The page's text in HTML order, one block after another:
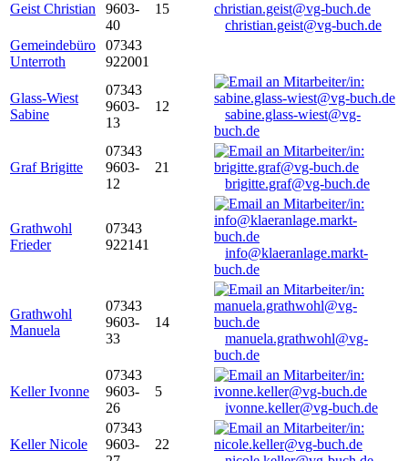
Geist Christian
9603-
40
15
christian.geist@vg-buch.de
Gemeindebüro
Unterroth
07343
922001
Glass-Wiest
Sabine
07343
9603-
13
12
sabine.glass-wiest@vg-
buch.de
Graf Brigitte
07343
9603-
12
21
brigitte.graf@vg-buch.de
Grathwohl
Frieder
07343
922141
info@klaeranlage.markt-
buch.de
Grathwohl
Manuela
07343
9603-
33
14
manuela.grathwohl@vg-
buch.de
Keller Ivonne
07343
9603-
26
5
ivonne.keller@vg-buch.de
Keller Nicole
07343
9603-
22